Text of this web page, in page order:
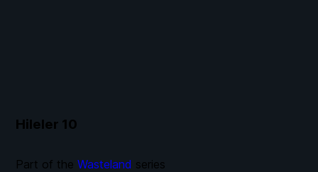
Hileler 10
Part of the Wasteland series